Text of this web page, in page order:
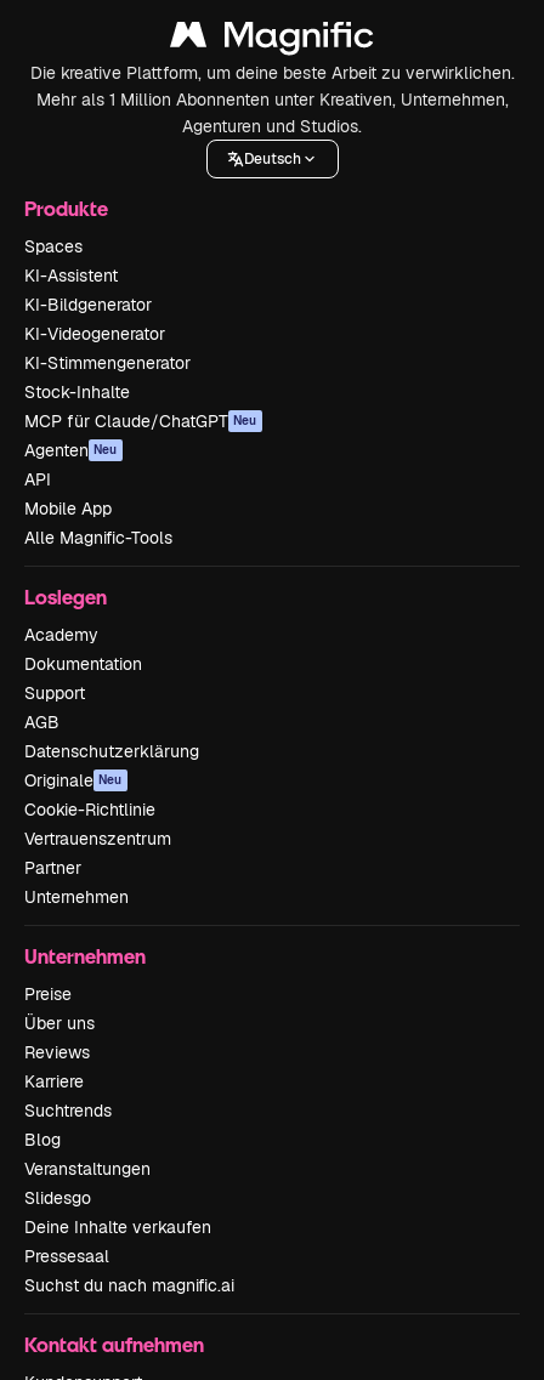
Die kreative Plattform, um deine beste Arbeit zu verwirklichen.
Mehr als 1 Million Abonnenten unter Kreativen, Unternehmen,
Agenturen und Studios.
Deutsch
Produkte
Spaces
KI-Assistent
KI-Bildgenerator
KI-Videogenerator
KI-Stimmengenerator
Stock-Inhalte
MCP für Claude/ChatGPT Neu
Agenten Neu
API
Mobile App
Alle Magnific-Tools
Loslegen
Academy
Dokumentation
Support
AGB
Datenschutzerklärung
Originale Neu
Cookie-Richtlinie
Vertrauenszentrum
Partner
Unternehmen
Unternehmen
Preise
Über uns
Reviews
Karriere
Suchtrends
Blog
Veranstaltungen
Slidesgo
Deine Inhalte verkaufen
Pressesaal
Suchst du nach magnific.ai
Kontakt aufnehmen